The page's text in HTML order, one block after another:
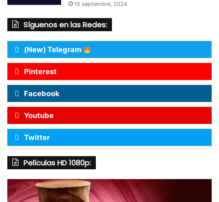
15 septiembre, 2024
Síguenos en las Redes:
(New) Telegram
Pinterest
Facebook
Youtube
Twitter
Películas HD 1080p: